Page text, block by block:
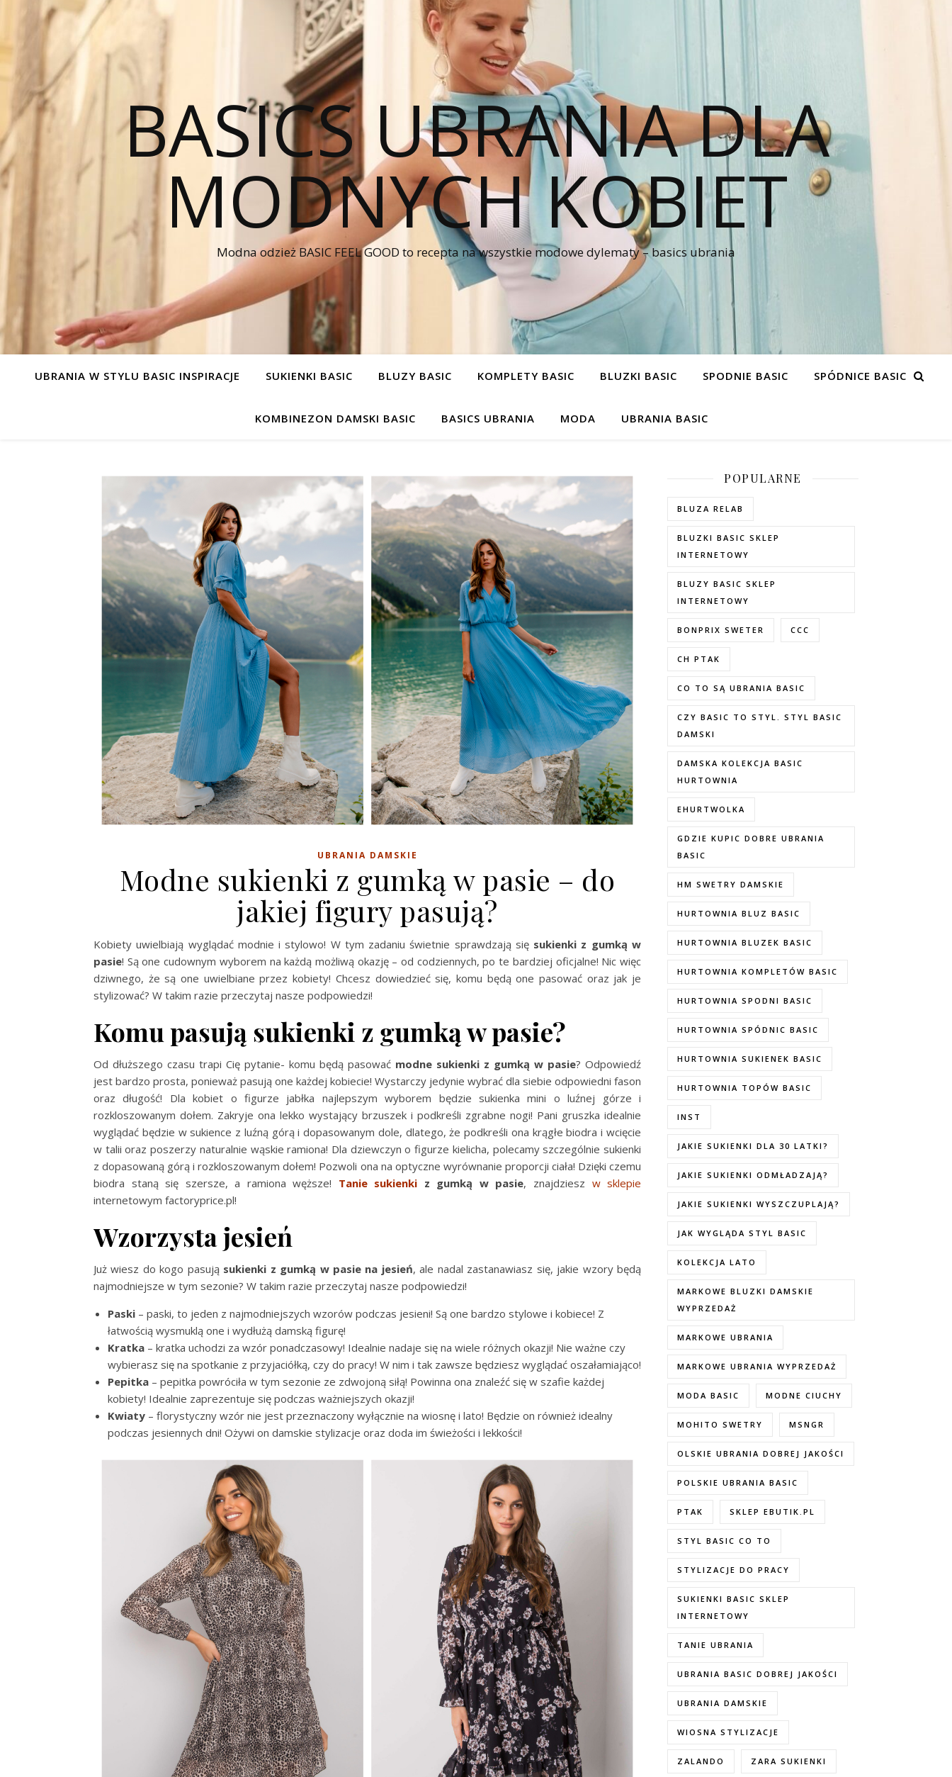
BASICS UBRANIA DLA
MODNYCH KOBIET
Modna odzież BASIC FEEL GOOD to recepta na wszystkie modowe dylematy – basics ubrania
UBRANIA W STYLU BASIC INSPIRACJE SUKIENKI BASIC BLUZY BASIC KOMPLETY BASIC BLUZKI BASIC SPODNIE BASIC SPÓDNICE BASIC
KOMBINEZON DAMSKI BASIC BASICS UBRANIA MODA UBRANIA BASIC
UBRANIA DAMSKIE
Modne sukienki z gumką w pasie – do
jakiej figury pasują?
Kobiety uwielbiają wyglądać modnie i stylowo! W tym zadaniu świetnie sprawdzają się sukienki z gumką w
pasie! Są one cudownym wyborem na każdą możliwą okazję – od codziennych, po te bardziej oficjalne! Nic więc
dziwnego, że są one uwielbiane przez kobiety! Chcesz dowiedzieć się, komu będą one pasować oraz jak je
stylizować? W takim razie przeczytaj nasze podpowiedzi!
Komu pasują sukienki z gumką w pasie?
Od dłuższego czasu trapi Cię pytanie- komu będą pasować modne sukienki z gumką w pasie? Odpowiedź
jest bardzo prosta, ponieważ pasują one każdej kobiecie! Wystarczy jedynie wybrać dla siebie odpowiedni fason
oraz długość! Dla kobiet o figurze jabłka najlepszym wyborem będzie sukienka mini o luźnej górze i
rozkloszowanym dołem. Zakryje ona lekko wystający brzuszek i podkreśli zgrabne nogi! Pani gruszka idealnie
wyglądać będzie w sukience z luźną górą i dopasowanym dole, dlatego, że podkreśli ona krągłe biodra i wcięcie
w talii oraz poszerzy naturalnie wąskie ramiona! Dla dziewczyn o figurze kielicha, polecamy szczególnie sukienki
z dopasowaną górą i rozkloszowanym dołem! Pozwoli ona na optyczne wyrównanie proporcji ciała! Dzięki czemu
biodra staną się szersze, a ramiona węższe! Tanie sukienki z gumką w pasie, znajdziesz w sklepie
internetowym factoryprice.pl!
Wzorzysta jesień
Już wiesz do kogo pasują sukienki z gumką w pasie na jesień, ale nadal zastanawiasz się, jakie wzory będą
najmodniejsze w tym sezonie? W takim razie przeczytaj nasze podpowiedzi!
Paski – paski, to jeden z najmodniejszych wzorów podczas jesieni! Są one bardzo stylowe i kobiece! Z
łatwością wysmuklą one i wydłużą damską figurę!
Kratka – kratka uchodzi za wzór ponadczasowy! Idealnie nadaje się na wiele różnych okazji! Nie ważne czy
wybierasz się na spotkanie z przyjaciółką, czy do pracy! W nim i tak zawsze będziesz wyglądać oszałamiająco!
Pepitka – pepitka powróciła w tym sezonie ze zdwojoną siłą! Powinna ona znaleźć się w szafie każdej
kobiety! Idealnie zaprezentuje się podczas ważniejszych okazji!
Kwiaty – florystyczny wzór nie jest przeznaczony wyłącznie na wiosnę i lato! Będzie on również idealny
podczas jesiennych dni! Ożywi on damskie stylizacje oraz doda im świeżości i lekkości!
POPULARNE
BLUZA RELAB
BLUZKI BASIC SKLEP
INTERNETOWY
BLUZY BASIC SKLEP
INTERNETOWY
BONPRIX SWETER CCC
CH PTAK
CO TO SĄ UBRANIA BASIC
CZY BASIC TO STYL. STYL BASIC
DAMSKI
DAMSKA KOLEKCJA BASIC
HURTOWNIA
EHURTWOLKA
GDZIE KUPIC DOBRE UBRANIA
BASIC
HM SWETRY DAMSKIE
HURTOWNIA BLUZ BASIC
HURTOWNIA BLUZEK BASIC
HURTOWNIA KOMPLETÓW BASIC
HURTOWNIA SPODNI BASIC
HURTOWNIA SPÓDNIC BASIC
HURTOWNIA SUKIENEK BASIC
HURTOWNIA TOPÓW BASIC
INST
JAKIE SUKIENKI DLA 30 LATKI?
JAKIE SUKIENKI ODMŁADZAJĄ?
JAKIE SUKIENKI WYSZCZUPLAJĄ?
JAK WYGLĄDA STYL BASIC
KOLEKCJA LATO
MARKOWE BLUZKI DAMSKIE
WYPRZEDAŻ
MARKOWE UBRANIA
MARKOWE UBRANIA WYPRZEDAŻ
MODA BASIC MODNE CIUCHY
MOHITO SWETRY MSNGR
OLSKIE UBRANIA DOBREJ JAKOŚCI
POLSKIE UBRANIA BASIC
PTAK SKLEP EBUTIK.PL
STYL BASIC CO TO
STYLIZACJE DO PRACY
SUKIENKI BASIC SKLEP
INTERNETOWY
TANIE UBRANIA
UBRANIA BASIC DOBREJ JAKOŚCI
UBRANIA DAMSKIE
WIOSNA STYLIZACJE
ZALANDO ZARA SUKIENKI